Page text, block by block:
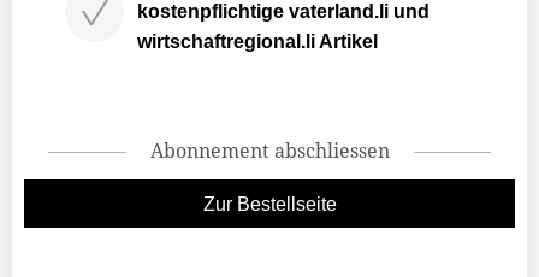
kostenpflichtige vaterland.li und
wirtschaftregional.li Artikel
Abonnement abschliessen
Zur Bestellseite